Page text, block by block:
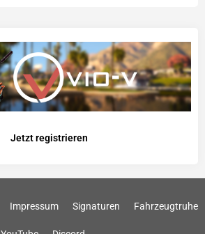
Jetzt registrieren
Impressum Signaturen Fahrzeugtruhe